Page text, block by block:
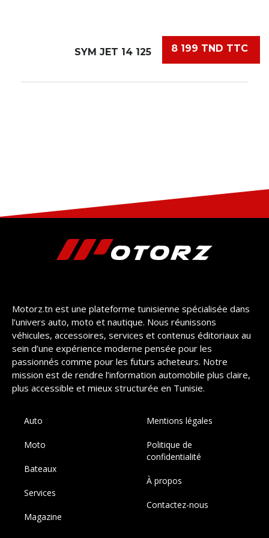
8 199 TND TTC
SYM JET 14 125
Motorz.tn est une plateforme tunisienne spécialisée dans
l’univers auto, moto et nautique. Nous réunissons
véhicules, accessoires, services et contenus éditoriaux au
sein d’une expérience moderne pensée pour les
passionnés comme pour les futurs acheteurs. Notre
mission est de rendre l’information automobile plus claire,
plus accessible et mieux structurée en Tunisie.
Auto
Moto
Bateaux
Services
Magazine
Mentions légales
Politique de
confidentialité
À propos
Contactez-nous